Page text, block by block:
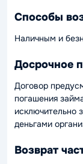
Способы
Наличным и
Досрочное
Договор
погашения
исключительно
деньгами
Возврат